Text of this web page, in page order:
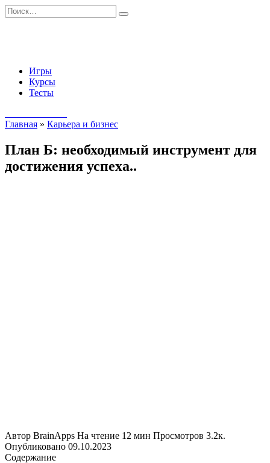
Перейти
к
Search
for:
Игры
Курсы
Тесты
Главная » Карьера и бизнес
План Б: необходимый инструмент для
достижения успеха..
Автор BrainApps На чтение 12 мин Просмотров 3.2к.
Опубликовано 09.10.2023
Содержание